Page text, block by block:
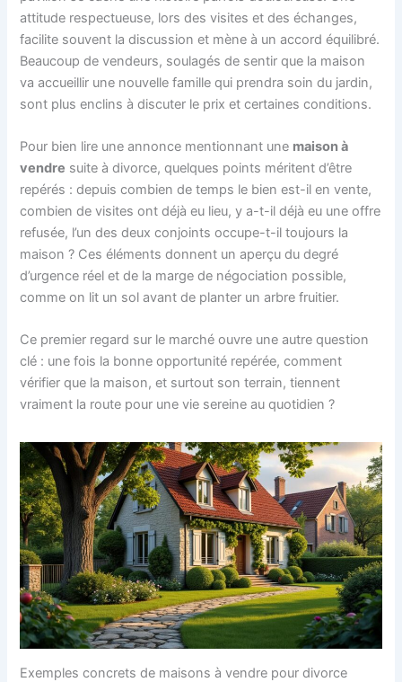
attitude respectueuse, lors des visites et des échanges,
facilite souvent la discussion et mène à un accord équilibré.
Beaucoup de vendeurs, soulagés de sentir que la maison
va accueillir une nouvelle famille qui prendra soin du jardin,
sont plus enclins à discuter le prix et certaines conditions.
Pour bien lire une annonce mentionnant une maison à
vendre suite à divorce, quelques points méritent d’être
repérés : depuis combien de temps le bien est-il en vente,
combien de visites ont déjà eu lieu, y a-t-il déjà eu une offre
refusée, l’un des deux conjoints occupe-t-il toujours la
maison ? Ces éléments donnent un aperçu du degré
d’urgence réel et de la marge de négociation possible,
comme on lit un sol avant de planter un arbre fruitier.
Ce premier regard sur le marché ouvre une autre question
clé : une fois la bonne opportunité repérée, comment
vérifier que la maison, et surtout son terrain, tiennent
vraiment la route pour une vie sereine au quotidien ?
Exemples concrets de maisons à vendre pour divorce